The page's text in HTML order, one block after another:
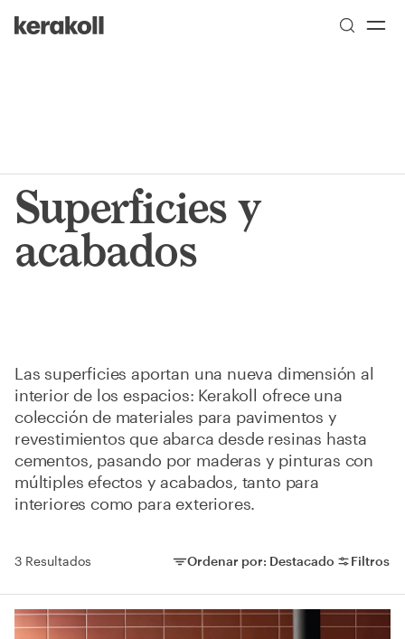
Go to Homepage
Superficies y
acabados
Las superficies aportan una nueva dimensión al
interior de los espacios: Kerakoll ofrece una
colección de materiales para pavimentos y
revestimientos que abarca desde resinas hasta
cementos, pasando por maderas y pinturas con
múltiples efectos y acabados, tanto para
interiores como para exteriores.
3 Resultados Ordenar por: Destacado
Ordenar por:
Filtros
Filtros